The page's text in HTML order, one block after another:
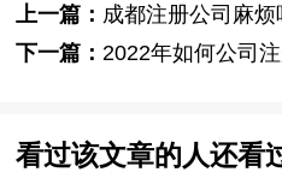
上一篇： 成都注册公司麻
下一篇： 2022年如何公司
看过该文章的人还看